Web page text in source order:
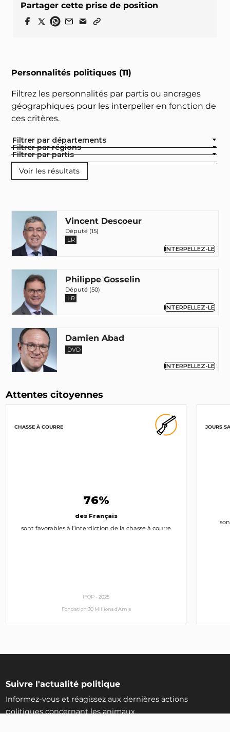
Personnalités politiques (11)
Filtrez les personnalités par partis ou ancrages
géographiques pour les interpeller en fonction de
ces critères.
Filtrer par départements
Filtrer par régions
Filtrer par partis
Vincent Descoeur
Député (15)
LR
INTERPELLEZ-LE
Philippe Gosselin
Député (50)
LR
INTERPELLEZ-LE
Damien Abad
DVD
INTERPELLEZ-LE
Valérie Bazin-Malgras
Députée (10)
INTERPELLEZ-LA
Emmanuelle Anthoine
LR
Véronique Louwagie
Députée (61)
Partager cette prise de position
Attentes citoyennes
CHASSE À COURRE
76%
des Français
sont favorables à l’interdiction de la chasse à courre
IFOP -2025
Fondation 30 Millions d'Amis
JOURS
Suivre l'actualité politique
Informez-vous et réagissez aux dernières actions
politiques concernant les animaux.